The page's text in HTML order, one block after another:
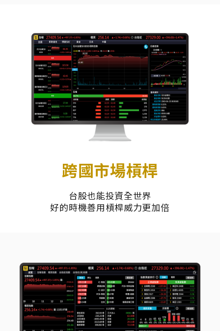
跨國市場槓桿
台股也能投資全世界
好的時機善用槓桿威力更加倍